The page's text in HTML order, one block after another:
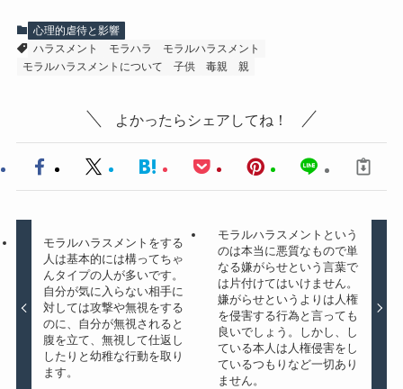
心理的虐待と影響
ハラスメント
モラハラ
モラルハラスメント
モラルハラスメントについて
子供 毒親 親
よかったらシェアしてね！
モラルハラスメントをする
人は基本的には構ってちゃ
んタイプの人が多いです。
自分が気に入らない相手に
対しては攻撃や無視をする
のに、自分が無視されると
腹を立て、無視して仕返し
したりと幼稚な行動を取り
ます。
モラルハラスメントという
のは本当に悪質なもので単
なる嫌がらせという言葉で
は片付けてはいけません。
嫌がらせというよりは人権
を侵害する行為と言っても
良いでしょう。しかし、し
ている本人は人権侵害をし
ているつもりなど一切あり
ません。